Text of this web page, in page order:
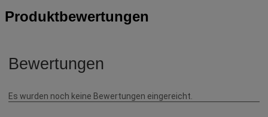
Produktbewertungen